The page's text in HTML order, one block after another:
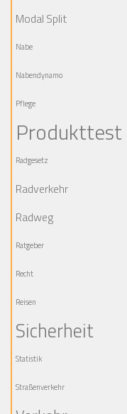
Modal Split
Nabe
Nabendynamo
Pflege
Produkttest
Radgesetz
Radverkehr
Radweg
Ratgeber
Recht
Reisen
Sicherheit
Statistik
Straßenverkehr